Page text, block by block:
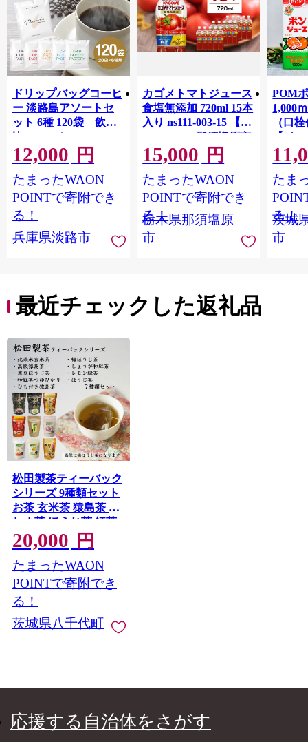
ドリップバッグコーヒ
ー 淡路島アソートセ
ット 6種 120袋 飲み
比べ コーヒー
12,000 円
たまったWAON
POINTで寄附でき
る！
兵庫県淡路市
カゴメトマトジュース
食塩無添加 720ml 15本
入り ns111-003-15 【
KAGOME 那須塩原市
ギフト トマト 野菜 ジ
ュース 飲料 ドリンク
健康 GABA 血圧 コレ
ステロール】
15,000 円
たまったWAON
POINTで寄附でき
る！
栃木県那須塩原
市
POM
1,000
（口
【ジ
Ｍ 爽
ジ 果
ンス
ンド
庫 ド
入れし
アタイ
たま
る！
茨城
市
最近チェックした返礼品
松田製茶ティーバック
シリーズ 9種類セット
お茶 玄米茶 猿島茶 さ
しま茶 ほうじ茶 紅茶
緑茶 詰め合わせ おい
しい ティーバック テ
ィーパック [AF087ya]
20,000 円
たまったWAON
POINTで寄附でき
る！
茨城県八千代町
応援する自治体をさがす